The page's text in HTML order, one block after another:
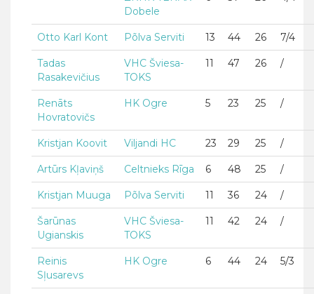
Dobele
Otto Karl Kont Põlva Serviti 13 44 26 7/4
Tadas
Rasakevičius
VHC Šviesa-
TOKS
11 47 26 /
Renāts
Hovratovičs
HK Ogre 5 23 25 /
Kristjan Koovit Viljandi HC 23 29 25 /
Artūrs Kļaviņš Celtnieks Rīga 6 48 25 /
Kristjan Muuga Põlva Serviti 11 36 24 /
Šarūnas
Ugianskis
VHC Šviesa-
TOKS
11 42 24 /
Reinis
Sļusarevs
HK Ogre 6 44 24 5/3